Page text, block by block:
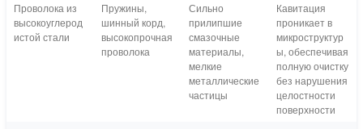
Проволока из
высокоуглерод
истой стали
Пружины,
шинный корд,
высокопрочная
проволока
Сильно
прилипшие
смазочные
материалы,
мелкие
металлические
частицы
Кавитация
проникает в
микроструктур
ы, обеспечивая
полную очистку
без нарушения
целостности
поверхности